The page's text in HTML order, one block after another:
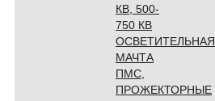
КВ, 500-
750 КВ
ОСВЕТИТЕЛЬНАЯ
МАЧТА
ПМС,
ПРОЖЕКТОРНЫЕ